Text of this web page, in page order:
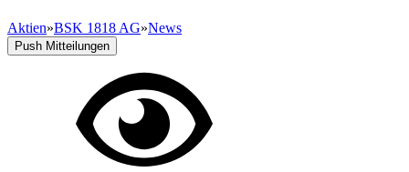
Aktien»BSK 1818 AG»News
Push Mitteilungen